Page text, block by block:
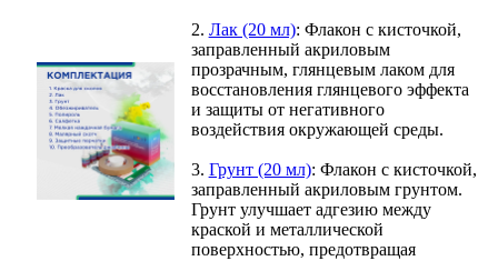
2. Лак (20 мл): Флакон с кисточкой,
заправленный акриловым
прозрачным, глянцевым лаком для
восстановления глянцевого эффекта
и защиты от негативного
воздействия окружающей среды.
3. Грунт (20 мл): Флакон с кисточкой,
заправленный акриловым грунтом.
Грунт улучшает адгезию между
краской и металлической
поверхностью, предотвращая